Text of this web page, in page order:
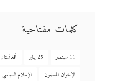
كلمات مفتاحية
11 سبتمبر 25 يناير أفغانستان
الإخوان المسلمون
الإسلام السياسي